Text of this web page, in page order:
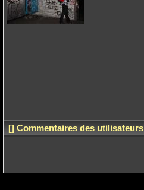
[] Commentaires des utilisateurs